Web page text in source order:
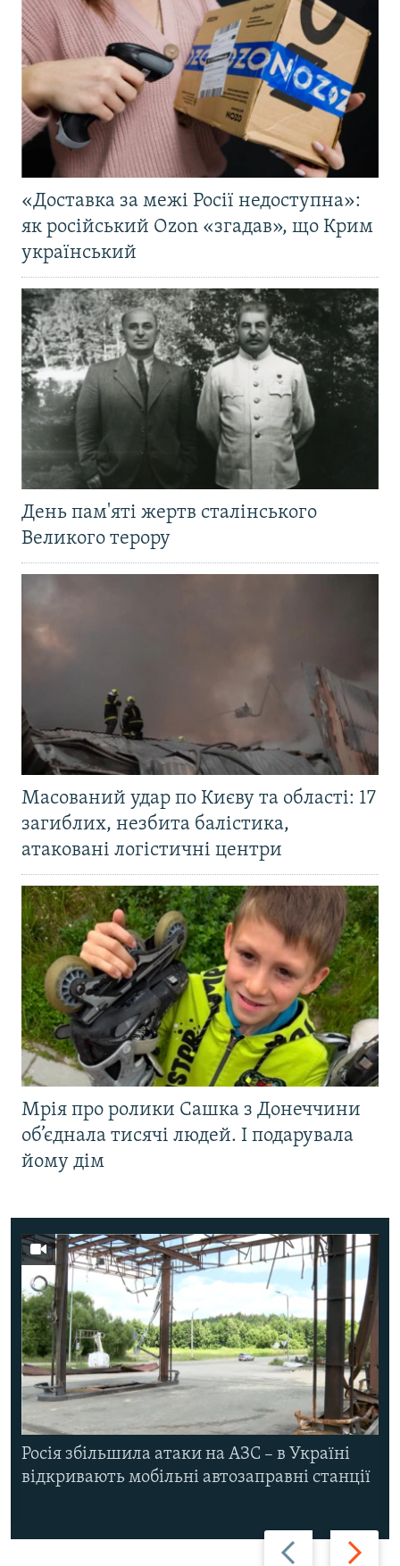
«Доставка за межі Росії недоступна»:
як російський Ozon «згадав», що Крим
український
День пам'яті жертв сталінського
Великого терору
Масований удар по Києву та області: 17
загиблих, незбита балістика,
атаковані логістичні центри
Мрія про ролики Сашка з Донеччини
об’єднала тисячі людей. І подарувала
йому дім
Назад Вперед
Росія збільшила атаки на АЗС – в Україні
відкривають мобільні автозаправні станції